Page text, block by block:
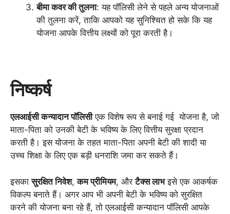
बीमा कवर की तुलना: यह पॉलिसी लेने से पहले अन्य योजनाओं
की तुलना करें, ताकि आपको यह सुनिश्चित हो सके कि यह
योजना आपके वित्तीय लक्ष्यों को पूरा करती है।
निष्कर्ष
एलआईसी कन्यादान पॉलिसीएक विशेष रूप से बनाई गई योजना है, जो
माता-पिता को उनकी बेटी के भविष्य के लिए वित्तीय सुरक्षा प्रदान
करती है। इस योजना के तहत माता-पिता अपनी बेटी की शादी या
उच्च शिक्षा के लिए एक बड़ी धनराशि जमा कर सकते हैं।
इसकासुरक्षित निवेश,कम प्रीमियम, औरटैक्स लाभइसे एक आकर्षक
विकल्प बनाते हैं। अगर आप भी अपनी बेटी के भविष्य को सुरक्षित
करने की योजना बना रहे हैं, तो एलआईसी कन्यादान पॉलिसी आपके